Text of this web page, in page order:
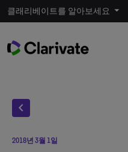
클래리베이트를 알아보세요
chevron_left
2018년 3월 1일